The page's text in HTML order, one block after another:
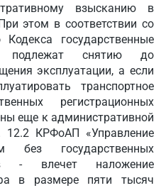
взысканиюв
этом в соответствии со
Кодекса государственные
подлежат снятию до
эксплуатации, а если
транспортное
регистрационных
еще к административной
12.2 КРФоАП «Управление
без государственных
- влечет наложение
в размере пяти тысяч